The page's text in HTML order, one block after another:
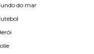
do mar